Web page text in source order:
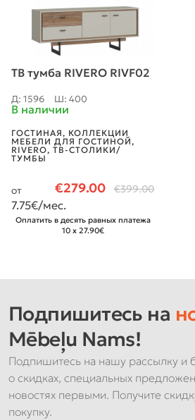
ТВ тумба RIVERO RIVF02
Д: 1596 Ш: 400
В наличии
ГОСТИНАЯ, КОЛЛЕКЦИИ
МЕБЕЛИ ДЛЯ ГОСТИНОЙ,
RIVERO, ТВ-СТОЛИКИ/
ТУМБЫ
€279.00 €399.00
от
7.75€/мес.
Оплатить в десять равных платежа
10 x 27.90€
Подпишитесь на
Mēbeļu Nams!
Подпишитесь на нашу рассылку и
о скидках, специальных
новостях первыми. Получите
покупку.